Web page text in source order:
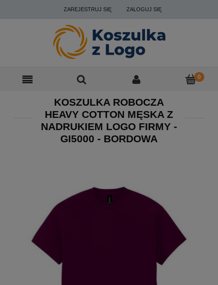
ZAREJESTRUJ SIĘ ZALOGUJ SIĘ
KOSZULKA ROBOCZA
HEAVY COTTON MĘSKA Z
NADRUKIEM LOGO FIRMY -
GI5000 - BORDOWA